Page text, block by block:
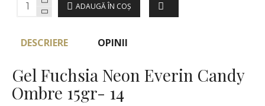
ADAUGĂ ÎN COŞ
DESCRIERE OPINII
Gel Fuchsia Neon Everin Candy
Ombre 15gr- 14